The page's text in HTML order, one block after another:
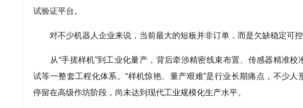
试验证平台。
对不少机器人企业来说，当前最大的短板并非订单，而是欠缺稳定可控
从“手搓样机”到工业化量产，背后牵涉精密线束布置、传感器精准校
试等一整套工程化体系。“样机惊艳、量产艰难”是行业长期痛点，不少人
停留在高级作坊阶段，尚未达到现代工业规模化生产水平。